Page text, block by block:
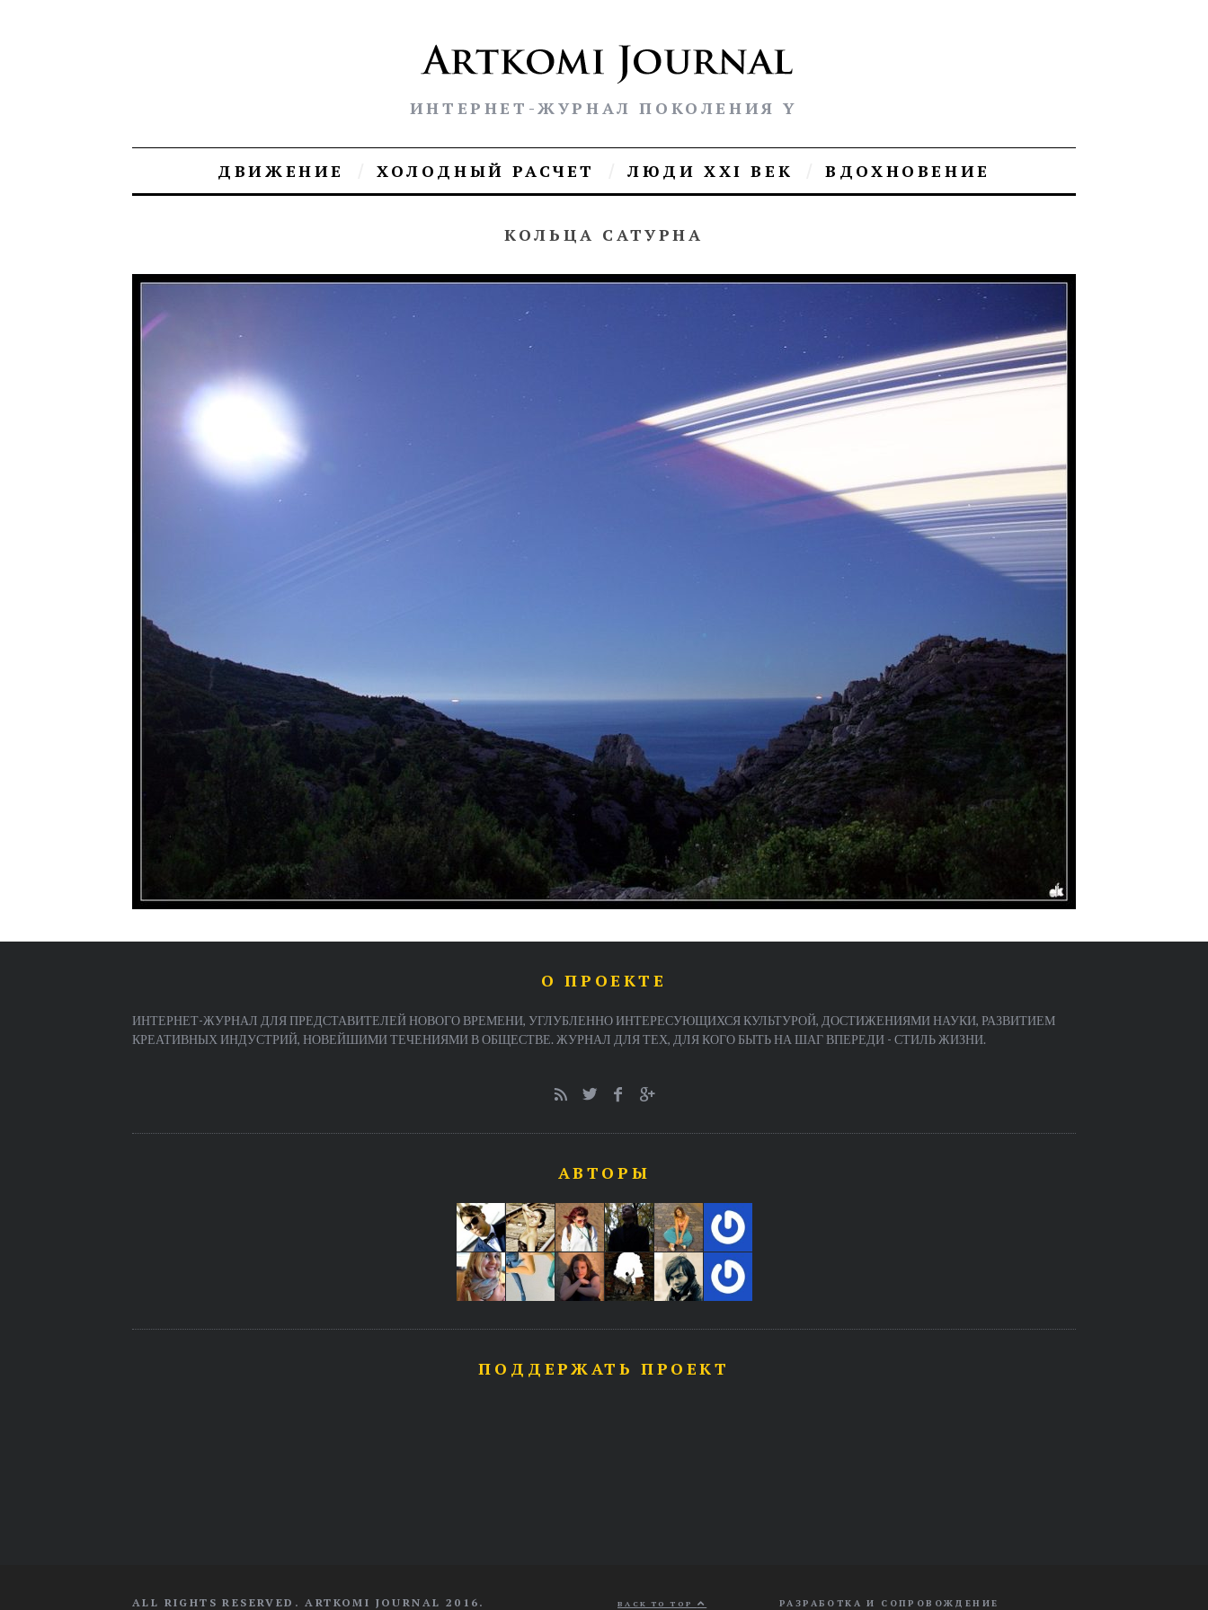
ИНТЕРНЕТ-ЖУРНАЛ ПОКОЛЕНИЯ Y
ДВИЖЕНИЕ ХОЛОДНЫЙ РАСЧЕТ ЛЮДИ XXI ВЕК ВДОХНОВЕНИЕ
КОЛЬЦА САТУРНА
О ПРОЕКТЕ
ИНТЕРНЕТ-ЖУРНАЛ ДЛЯ ПРЕДСТАВИТЕЛЕЙ НОВОГО ВРЕМЕНИ, УГЛУБЛЕННО ИНТЕРЕСУЮЩИХСЯ КУЛЬТУРОЙ, ДОСТИЖЕНИЯМИ НАУКИ, РАЗВИТИЕМ
КРЕАТИВНЫХ ИНДУСТРИЙ, НОВЕЙШИМИ ТЕЧЕНИЯМИ В ОБЩЕСТВЕ. ЖУРНАЛ ДЛЯ ТЕХ, ДЛЯ КОГО БЫТЬ НА ШАГ ВПЕРЕДИ - СТИЛЬ ЖИЗНИ.
АВТОРЫ
ПОДДЕРЖАТЬ ПРОЕКТ
ALL RIGHTS RESERVED. ARTKOMI JOURNAL 2016. BACK TO TOP РАЗРАБОТКА И СОПРОВОЖДЕНИЕ